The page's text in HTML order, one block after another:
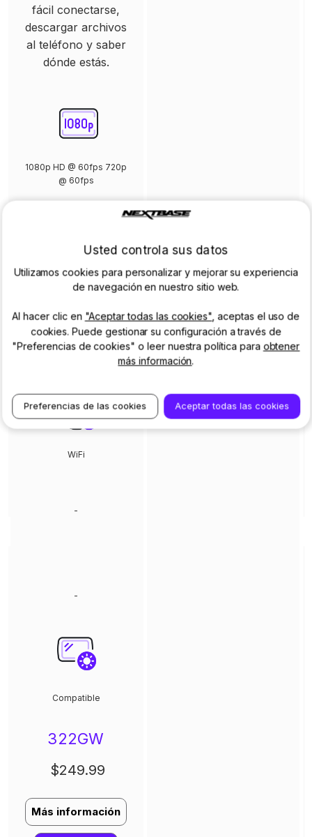
fácil conectarse,
descargar archivos
al teléfono y saber
dónde estás.
1080p HD @ 60fps 720p
@ 60fps
Pantalla táctil HD IPS de
-
WiFi
-
-
Compatible
322GW
$249.99
Más información
Usted controla sus datos
Utilizamos cookies para personalizar y mejorar su experiencia
de navegación en nuestro sitio web.
Al hacer clic en "Aceptar todas las cookies" , aceptas el uso de
cookies. Puede gestionar su configuración a través de
"Preferencias de cookies" o leer nuestra política para obtener
más información.
Preferencias de las cookies Aceptar todas las cookies